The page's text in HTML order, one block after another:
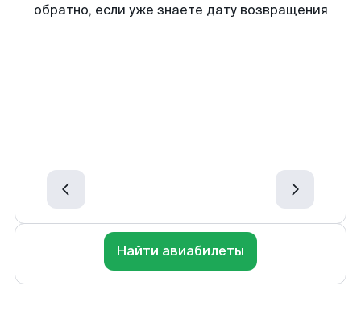
обратно, если уже знаете дату возвращения
Найти авиабилеты